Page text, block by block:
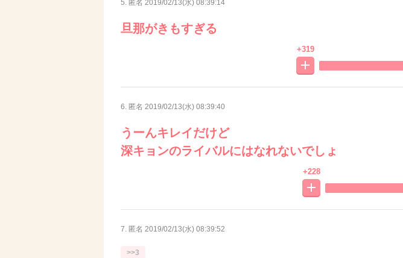
5. 匿名 2019/02/13(水) 08:39:14
旦那がきもすぎる
+319
6. 匿名 2019/02/13(水) 08:39:40
うーんキレイだけど
深キョンのライバルにはなれないでしょ
+228
7. 匿名 2019/02/13(水) 08:39:52
>>3